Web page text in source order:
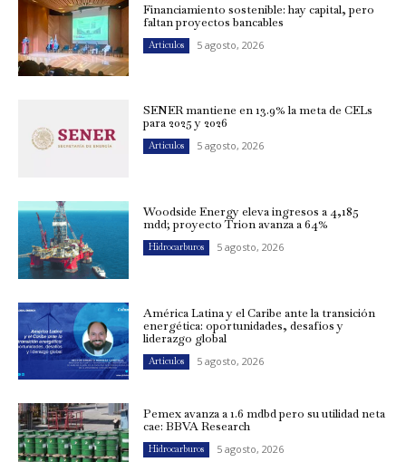
Financiamiento sostenible: hay capital, pero
faltan proyectos bancables
Artículos 5 agosto, 2026
SENER mantiene en 13.9% la meta de CELs
para 2025 y 2026
Artículos 5 agosto, 2026
Woodside Energy eleva ingresos a 4,185
mdd; proyecto Trion avanza a 64%
Hidrocarburos 5 agosto, 2026
América Latina y el Caribe ante la transición
energética: oportunidades, desafíos y
liderazgo global
Artículos 5 agosto, 2026
Pemex avanza a 1.6 mdbd pero su utilidad neta
cae: BBVA Research
Hidrocarburos 5 agosto, 2026